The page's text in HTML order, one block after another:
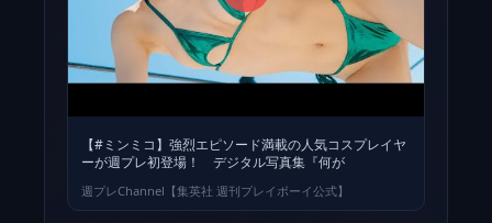
【#ミンミコ】強烈エピソード満載の人気コスプレイヤ
ーが週プレ初登場！ デジタル写真集『何が
週プレChannel【集英社 週刊プレイボーイ公式】